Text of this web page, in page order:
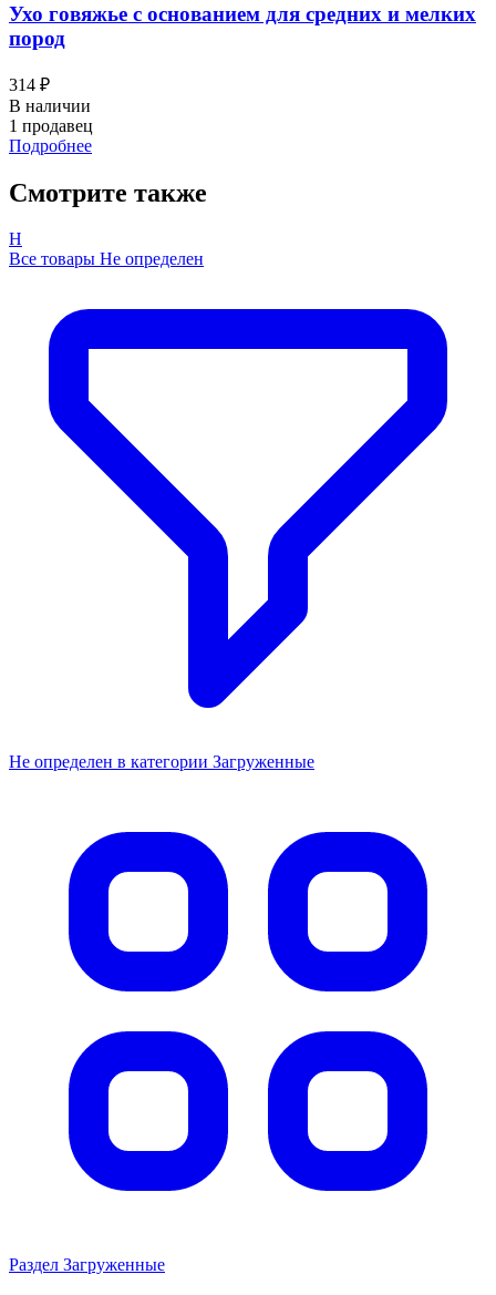
Ухо говяжье с основанием для средних и мелких
пород
314 ₽
В наличии
1 продавец
Подробнее
Смотрите также
Н
Все товары Не определен
Не определен в категории Загруженные
Раздел Загруженные